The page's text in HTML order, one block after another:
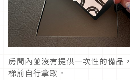
房間內並沒有提供一次性的備品
梯前自行拿取。